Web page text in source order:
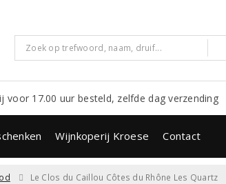
voor 17.00 uur besteld, zelfde dag verzending
Wijnkoperij Kroese Contact
Le Clos du Caillou Côtes du Rhône Les Quartz